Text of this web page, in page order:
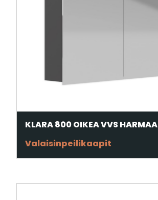
KLARA 800 OIKEA VVS HARMAA
Valaisinpeilikaapit